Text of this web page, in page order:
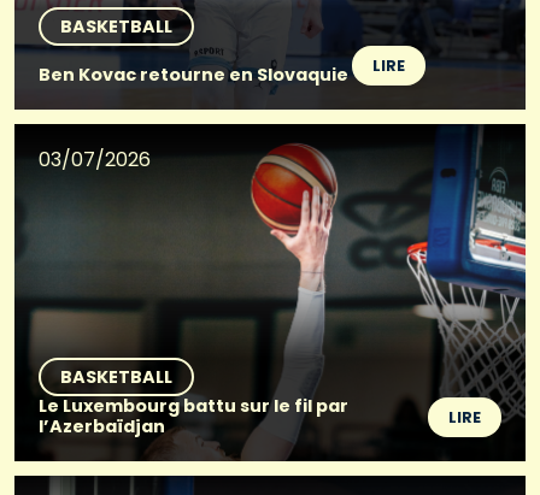
BASKETBALL
Ben Kovac retourne en Slovaquie
LIRE
03/07/2026
BASKETBALL
Le Luxembourg battu sur le fil par
l’Azerbaïdjan
LIRE